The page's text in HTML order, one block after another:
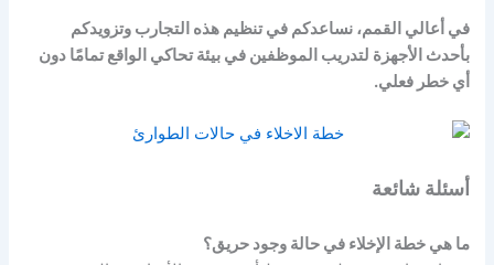
في أعالي القمم، نساعدكم في تنظيم هذه التجارب وتزويدكم
بأحدث الأجهزة لتدريب الموظفين في بيئة تحاكي الواقع تمامًا دون
أي خطر فعلي.
أسئلة شائعة
ما هي خطة الإخلاء في حالة وجود حريق؟